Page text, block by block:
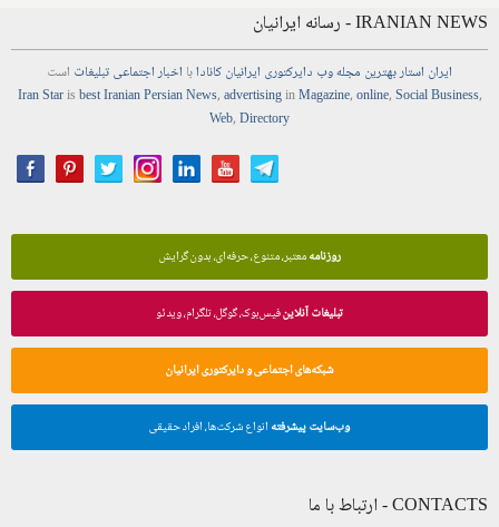
IRANIAN NEWS - رسانه ایرانیان
ایران استاربهترین مجلهوب دایرکتوری ایرانیان کانادابا اخباراجتماعیتبلیغات است
Iran Starisbest Iranian PersianNews,advertisinginMagazine,online,Social Business,
Web,Directory
روزنامهمعتبر، متنوع، حرفه‌ای، بدون گرایش
تبلیغات آنلاینفیس‌بوک، گوگل، تلگرام، ویدئو
شبکه‌های اجتماعی و دایرکتوری ایرانیان
وب‌سایت پیشرفته انواع شرکت‌ها، افراد حقیقی
CONTACTS - ارتباط با ما